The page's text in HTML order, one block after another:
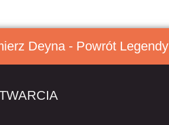
Deyna - Powrót Legendy